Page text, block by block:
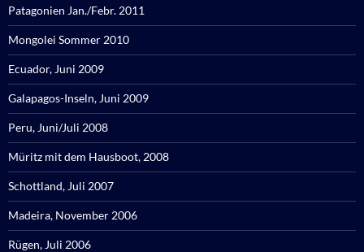
Patagonien Jan./Febr. 2011
Mongolei Sommer 2010
Ecuador, Juni 2009
Galapagos-Inseln, Juni 2009
Peru, Juni/Juli 2008
Müritz mit dem Hausboot, 2008
Schottland, Juli 2007
Madeira, November 2006
Rügen, Juli 2006